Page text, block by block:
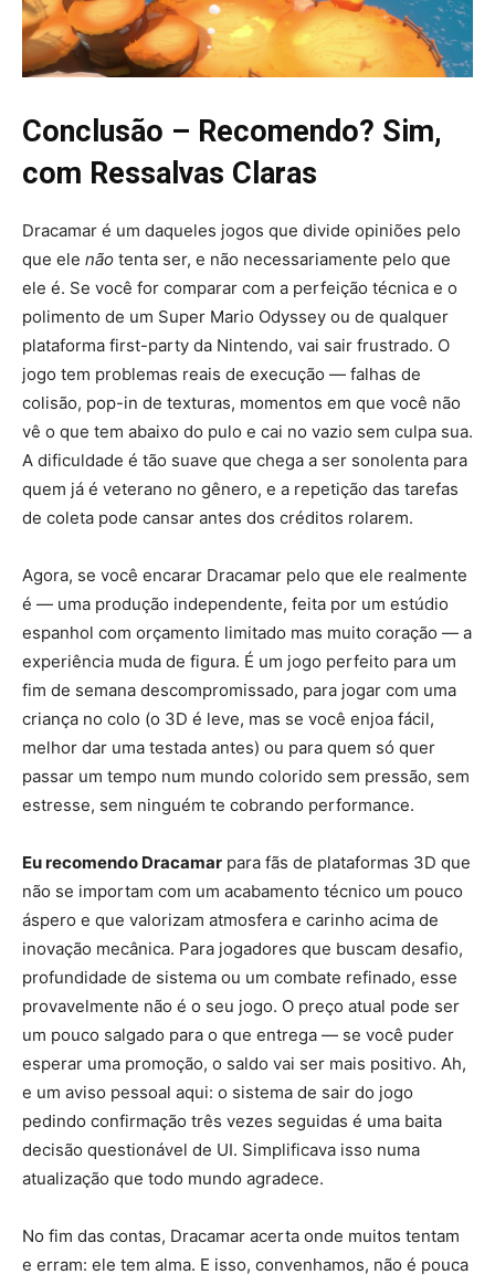
Conclusão – Recomendo? Sim,
com Ressalvas Claras
Dracamar é um daqueles jogos que divide opiniões pelo
que ele não tenta ser, e não necessariamente pelo que
ele é. Se você for comparar com a perfeição técnica e o
polimento de um Super Mario Odyssey ou de qualquer
plataforma first-party da Nintendo, vai sair frustrado. O
jogo tem problemas reais de execução — falhas de
colisão, pop-in de texturas, momentos em que você não
vê o que tem abaixo do pulo e cai no vazio sem culpa sua.
A dificuldade é tão suave que chega a ser sonolenta para
quem já é veterano no gênero, e a repetição das tarefas
de coleta pode cansar antes dos créditos rolarem.
Agora, se você encarar Dracamar pelo que ele realmente
é — uma produção independente, feita por um estúdio
espanhol com orçamento limitado mas muito coração — a
experiência muda de figura. É um jogo perfeito para um
fim de semana descompromissado, para jogar com uma
criança no colo (o 3D é leve, mas se você enjoa fácil,
melhor dar uma testada antes) ou para quem só quer
passar um tempo num mundo colorido sem pressão, sem
estresse, sem ninguém te cobrando performance.
Eu recomendo Dracamar para fãs de plataformas 3D que
não se importam com um acabamento técnico um pouco
áspero e que valorizam atmosfera e carinho acima de
inovação mecânica. Para jogadores que buscam desafio,
profundidade de sistema ou um combate refinado, esse
provavelmente não é o seu jogo. O preço atual pode ser
um pouco salgado para o que entrega — se você puder
esperar uma promoção, o saldo vai ser mais positivo. Ah,
e um aviso pessoal aqui: o sistema de sair do jogo
pedindo confirmação três vezes seguidas é uma baita
decisão questionável de UI. Simplificava isso numa
atualização que todo mundo agradece.
No fim das contas, Dracamar acerta onde muitos tentam
e erram: ele tem alma. E isso, convenhamos, não é pouca